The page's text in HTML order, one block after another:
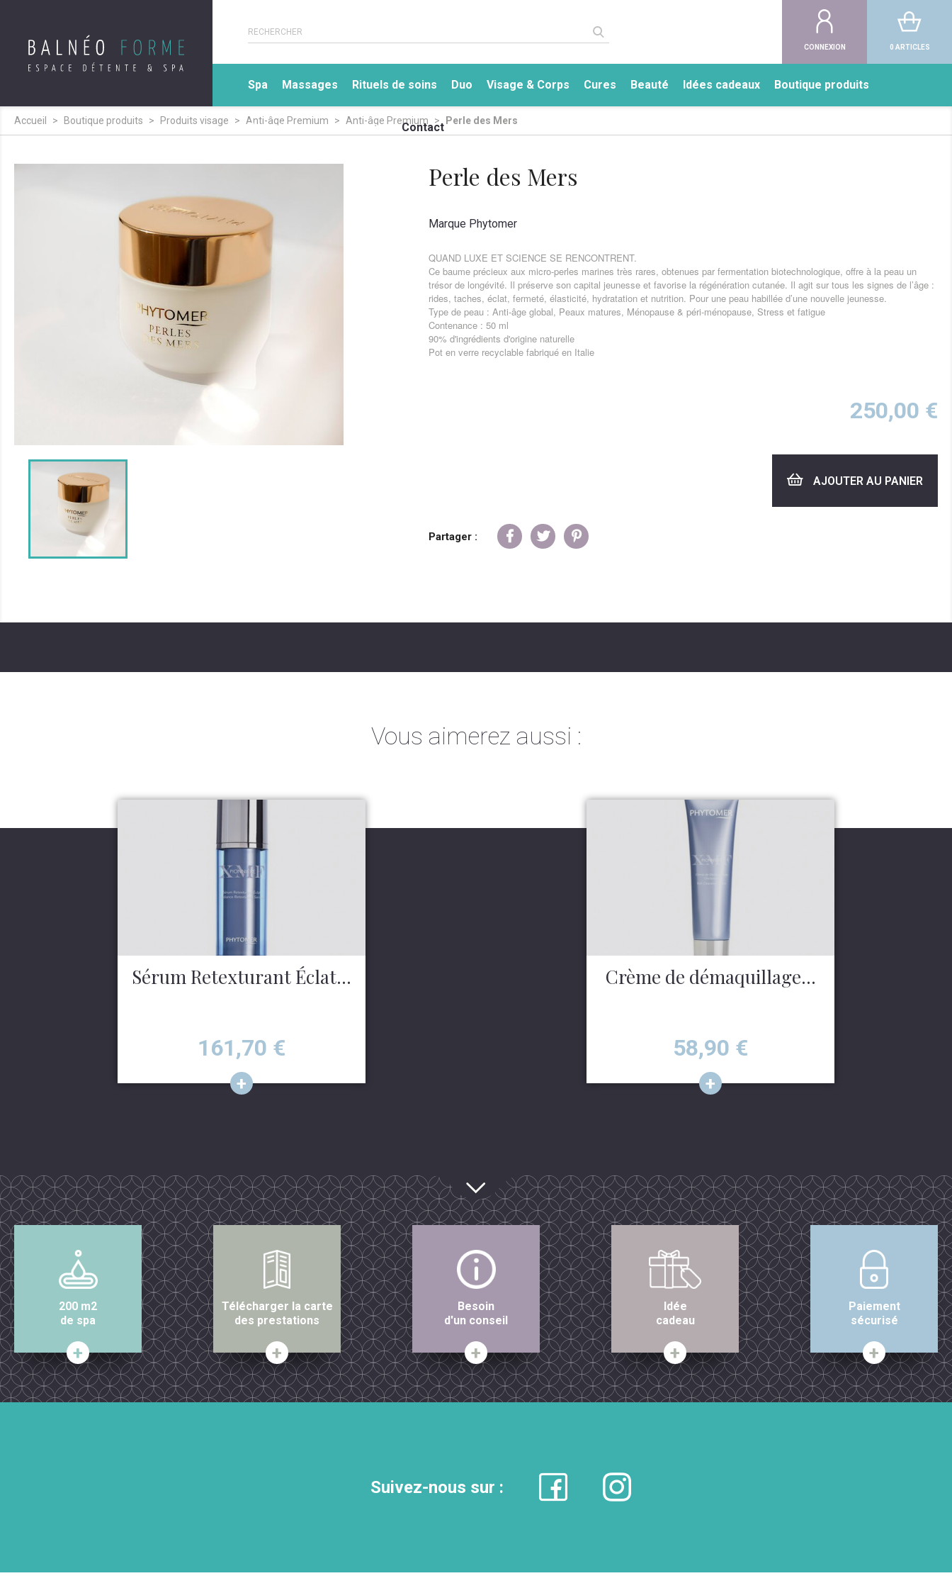
CONNEXION 0 ARTICLES
Spa Massages Rituels de soins Duo Visage & Corps Cures Beauté Idées cadeaux Boutique produits
Expertise spa Le centre Contact
Accueil Boutique produits Produits visage Anti-âge Premium Anti-âge Premium Perle des Mers
Perle des Mers
Marque Phytomer
QUAND LUXE ET SCIENCE SE RENCONTRENT.
Ce baume précieux aux micro-perles marines très rares, obtenues par fermentation biotechnologique, offre à la peau un
trésor de longévité. Il préserve son capital jeunesse et favorise la régénération cutanée. Il agit sur tous les signes de l’âge :
rides, taches, éclat, fermeté, élasticité, hydratation et nutrition. Pour une peau habillée d’une nouvelle jeunesse.
Type de peau : Anti-âge global, Peaux matures, Ménopause & péri-ménopause, Stress et fatigue
Contenance : 50 ml
90% d'ingrédients d'origine naturelle
Pot en verre recyclable fabriqué en Italie
250,00 €
AJOUTER AU PANIER
Partager :
Vous aimerez aussi :
Sérum Retexturant Éclat...
Prix
161,70 €
Crème de démaquillage...
Prix
58,90 €
200 m2
de spa
Télécharger la carte
des prestations
Besoin
d'un conseil
Idée
cadeau
Paiement
sécurisé
Suivez-nous sur :